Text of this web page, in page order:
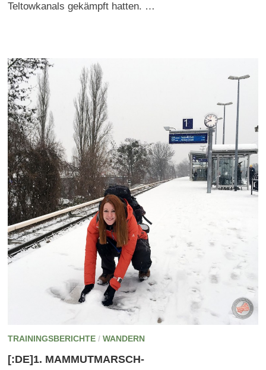
Teltowkanals gekämpft hatten. …
TRAININGSBERICHTE/ WANDERN
[:DE]1. MAMMUTMARSCH-